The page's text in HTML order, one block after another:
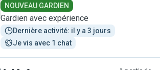
NOUVEAU GARDIEN
Gardien avec expérience
Dernière activité: il y a 3 jours
Je vis avec 1 chat